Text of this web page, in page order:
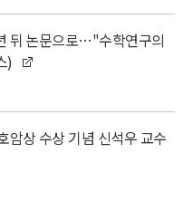
뒤 논문으로…"수학연구의
)
암상 수상 기념 신석우 교수